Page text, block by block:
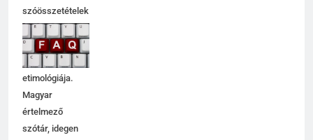
szóösszetételek
jelentése,
magyarázata,
használata,
etimológiája.
Magyar
értelmező
szótár, idegen
6
7